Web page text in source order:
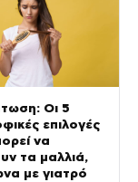
Οι 5
επιλογές
να
τα μαλλιά,
με γιατρό